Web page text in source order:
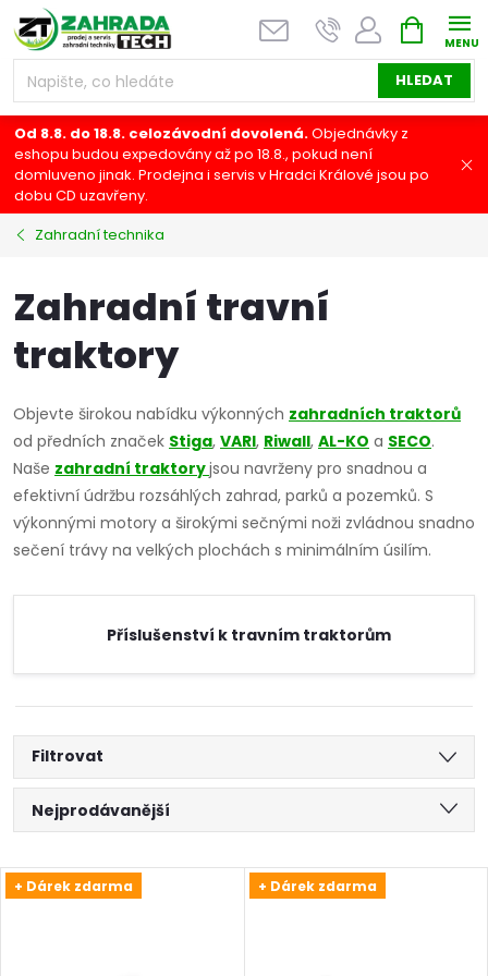
Přejít
na
obsah
HLEDAT
NÁKUPNÍ
KOŠÍK
Od 8.8. do 18.8. celozávodní dovolená.Objednávky z
eshopu budou expedovány až po 18.8., pokud není
domluveno jinak. Prodejna i servis v Hradci Králové jsou po
dobu CD uzavřeny.
Zahradní technika
Zahradní travní
traktory
Objevte širokou nabídku výkonných zahradních traktorů
od předních značek Stiga, VARI, Riwall, AL-KO a SECO.
Naše zahradní traktoryjsou navrženy pro snadnou a
efektivní údržbu rozsáhlých zahrad, parků a pozemků. S
výkonnými motory a širokými sečnými noži zvládnou snadno
sečení trávy na velkých plochách s minimálním úsilím.
Příslušenství k travním traktorům
Filtrovat
Ř
a
Nejprodávanější
Nejdražší
V
+ Dárek zdarma + Dárek zdarma